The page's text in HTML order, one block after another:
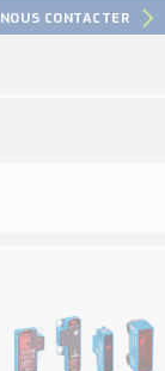
NOUS CONTACTER